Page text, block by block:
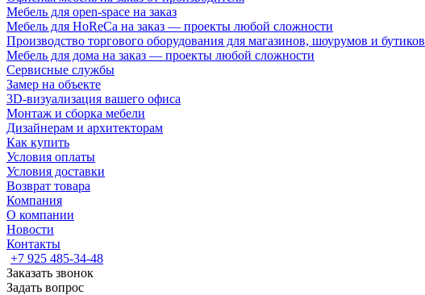
Мебель для open-space на заказ
Мебель для HoReCa на заказ — проекты любой сложности
Производство торгового оборудования для магазинов, шоурумов и бутиков
Мебель для дома на заказ — проекты любой сложности
Сервисные службы
Замер на объекте
3D-визуализация вашего офиса
Монтаж и сборка мебели
Дизайнерам и архитекторам
Как купить
Условия оплаты
Условия доставки
Возврат товара
Компания
О компании
Новости
Контакты
+7 925 485-34-48
Заказать звонок
Задать вопрос